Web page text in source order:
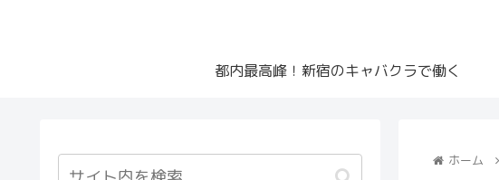
都内最高峰！新宿のキャバクラで働く
ホーム